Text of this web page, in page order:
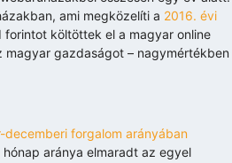
ami megközelíti a 2016. évi
költöttek el a magyar online
magyar gazdaságot – nagymértékben
decemberi forgalom arányában
aránya elmaradt az egyel